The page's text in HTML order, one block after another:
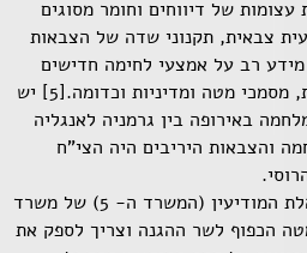
של דיווחים וחומר מסוגים
צבאית, תקנוני שדה של הצבאות
מידע רב על אמצעי לחימה חדישים
ועל שינויים ארגוניים בצבאות, מסמכי מטה ומדיניות וכדומה.[5] יש
באירופה בין גרמניה לאנגליה
והצבאות היריבים היה הצי"ח
מערך המחקר התבסס על מנהלת המודיעין (המשרד ה- 5) של משרד
הכפוף לשר ההגנה וצריך לספק את